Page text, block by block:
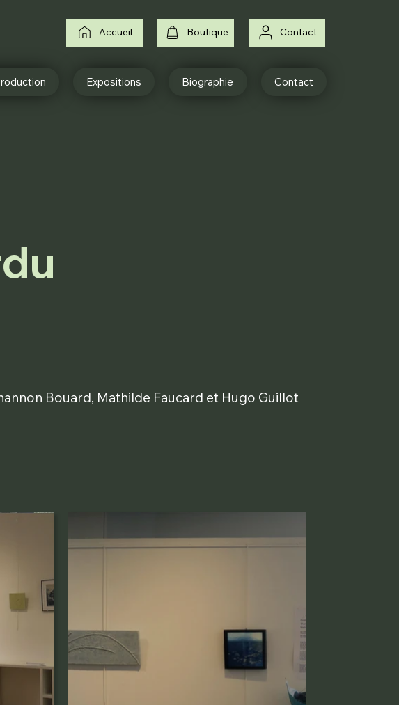
Expositions Biographie Contact
Accueil Boutique Contact
Bouard, Mathilde Faucard et Hugo Guillot